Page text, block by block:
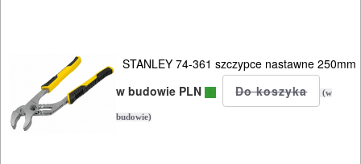
PNEUMATYCZNE
AKCESORIA
KOMPRESORY
STANLEY 74-361 szczypce nastawne 250mm
w budowie PLN
(w
budowie)